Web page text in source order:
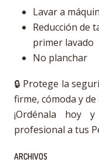
Lavar a
Reducción de
primer lavado
No planchar
🔒 Protege la
firme, cómoda y
¡Ordénala hoy
profesional a tus
ARCHIVOS